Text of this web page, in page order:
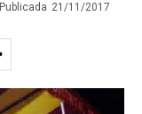
Publicada 21/11/2017